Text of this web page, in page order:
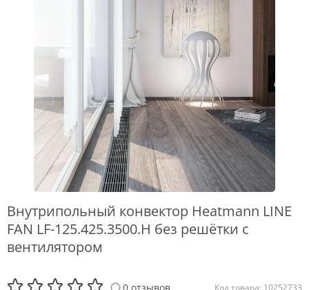
Внутрипольный конвектор Heatmann LINE
FAN LF-125.425.3500.H без решётки с
вентилятором
Код товара: 10252733